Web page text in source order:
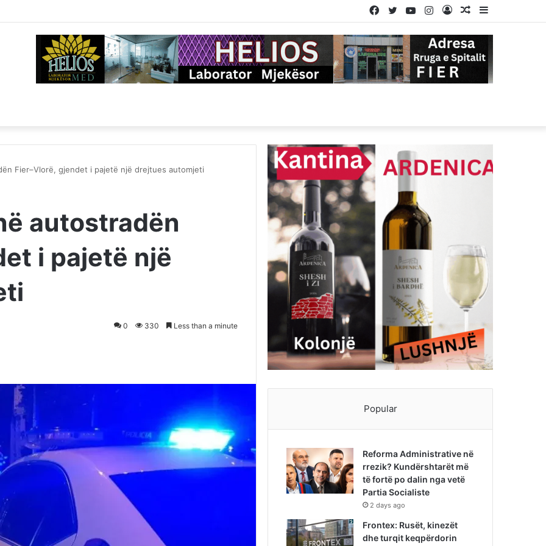
Sidebar
Random
Log
Instagram
YouTube
Twitter
Facebook
Fier–Vlorë, gjendet i pajetë një drejtues automjeti
autostradën
i pajetë një
0 330 Less than a minute
Popular
Reforma Administrative në
rrezik? Kundërshtarët më
të fortë po dalin nga vetë
Partia Socialiste
2 days ago
Frontex: Rusët, kinezët
dhe turqit keqpërdorin